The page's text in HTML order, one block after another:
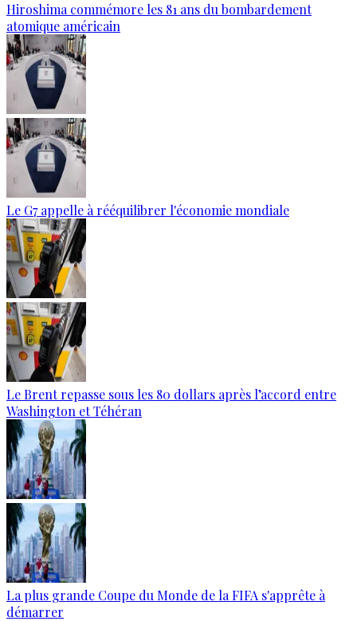
Hiroshima commémore les 81 ans du bombardement
atomique américain
Le G7 appelle à rééquilibrer l'économie mondiale
Le Brent repasse sous les 80 dollars après l’accord entre
Washington et Téhéran
La plus grande Coupe du Monde de la FIFA s'apprête à
démarrer